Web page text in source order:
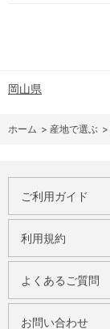
岡山県
ホーム > 産地で選ぶ >
ご利用ガイド
利用規約
よくあるご質問
お問い合わせ